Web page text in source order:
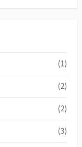
(1)
(2)
(2)
(3)